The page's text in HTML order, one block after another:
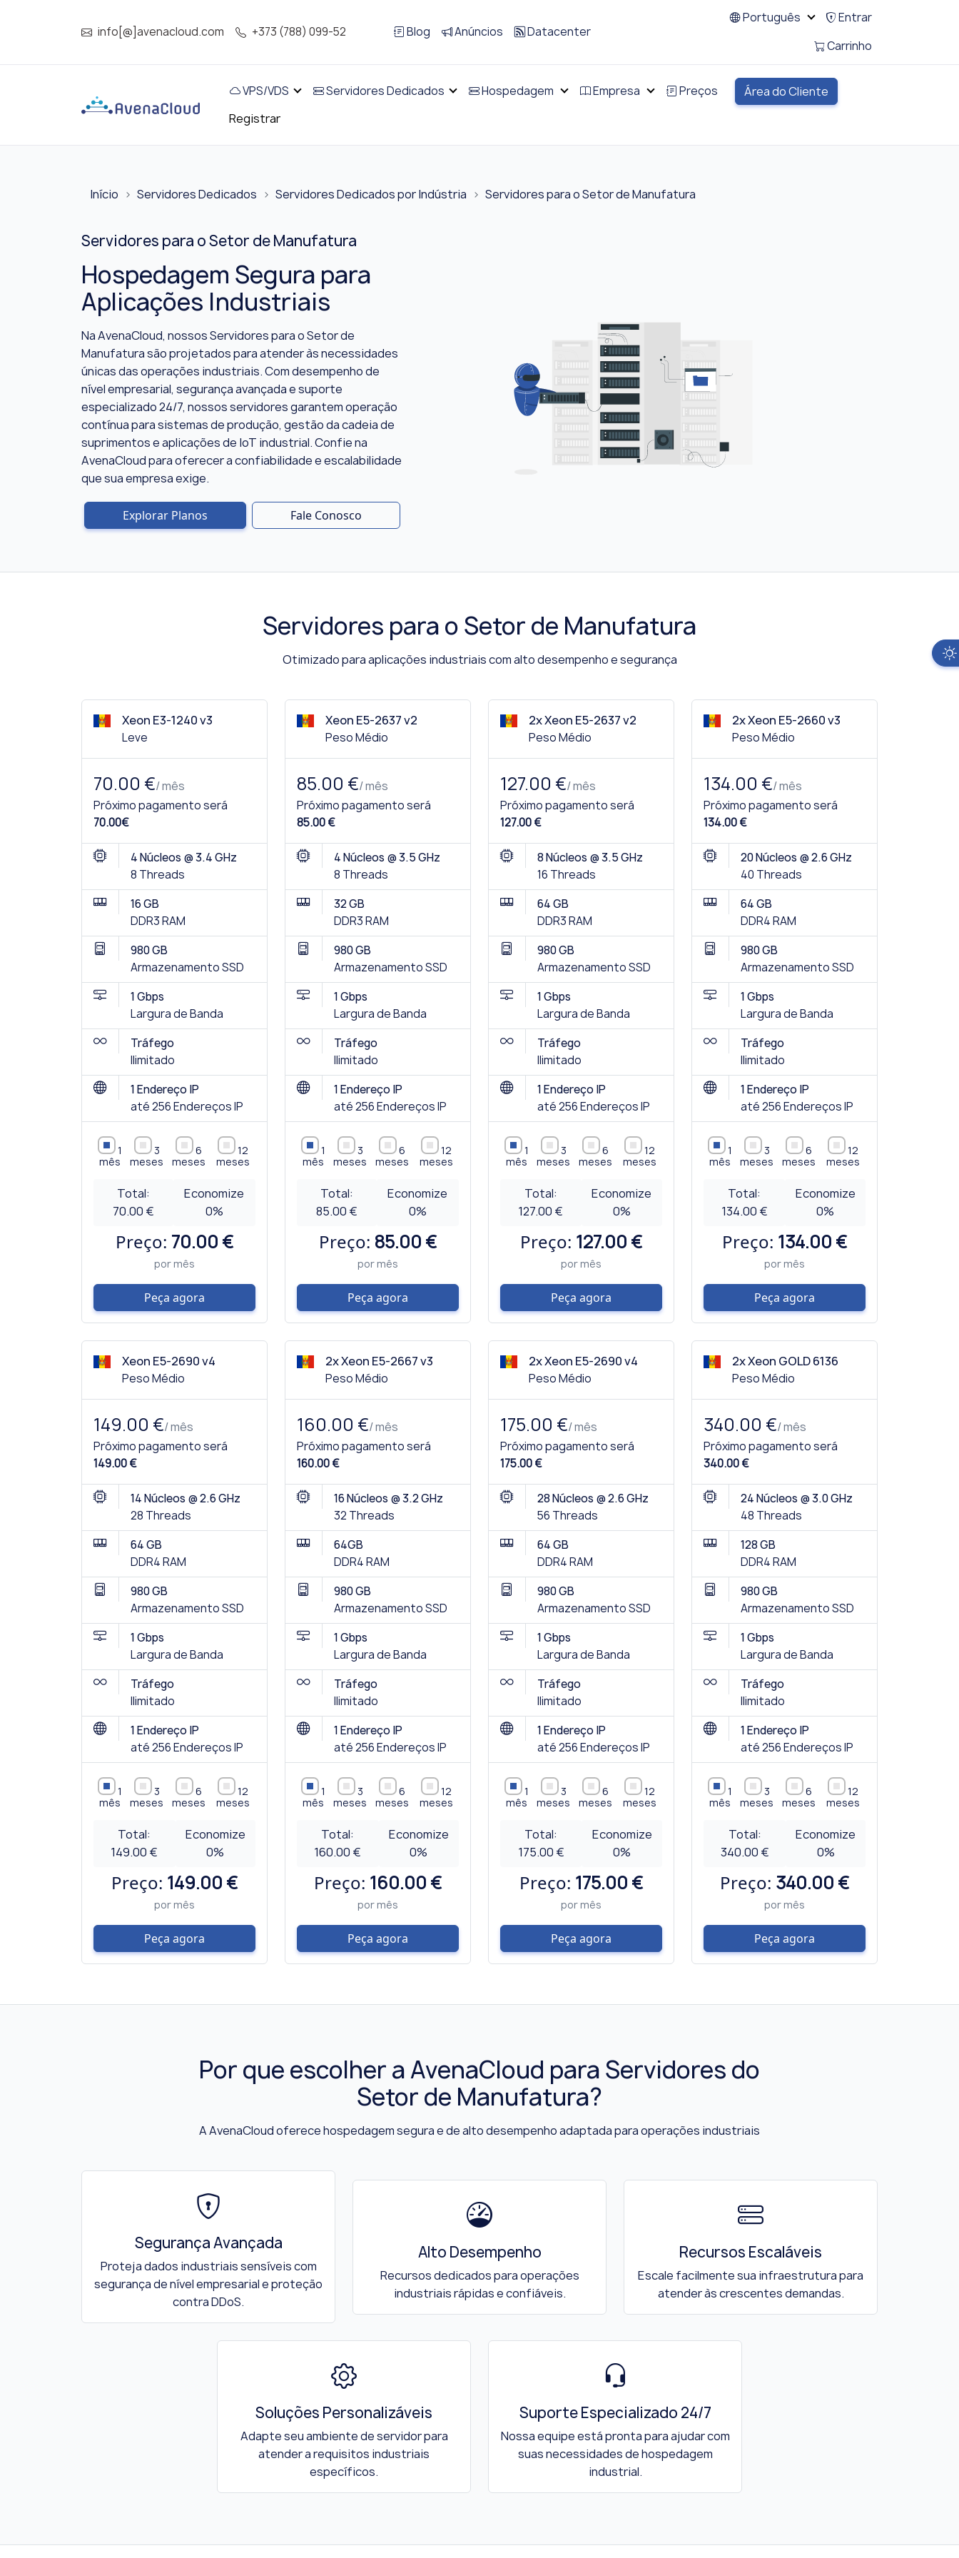
info[@]avenacloud.com +373 (788) 099-52 Blog Anúncios Datacenter
Português
Entrar
Carrinho
VPS/VDS Servidores Dedicados Hospedagem Empresa Preços
Área do Cliente
Registrar
Início Servidores Dedicados Servidores Dedicados por Indústria Servidores para o Setor de Manufatura
Servidores para o Setor de Manufatura
Hospedagem Segura para
Aplicações Industriais
Na AvenaCloud, nossos Servidores para o Setor de
Manufatura são projetados para atender às necessidades
únicas das operações industriais. Com desempenho de
nível empresarial, segurança avançada e suporte
especializado 24/7, nossos servidores garantem operação
contínua para sistemas de produção, gestão da cadeia de
suprimentos e aplicações de IoT industrial. Confie na
AvenaCloud para oferecer a confiabilidade e escalabilidade
que sua empresa exige.
Explorar Planos Fale Conosco
Servidores para o Setor de Manufatura
Otimizado para aplicações industriais com alto desempenho e segurança
Xeon E3-1240 v3
Leve
70.00 €/ mês
Próximo pagamento será
70.00€
4 Núcleos @ 3.4 GHz
8 Threads
16 GB
DDR3 RAM
980 GB
Armazenamento SSD
1 Gbps
Largura de Banda
Tráfego
Ilimitado
1 Endereço IP
até 256 Endereços IP
1
mês
3
meses
6
meses
12
meses
Total:
70.00 €
Economize
0%
Preço: 70.00 €
por mês
Peça agora
Xeon E5-2637 v2
Peso Médio
85.00 €/ mês
Próximo pagamento será
85.00 €
4 Núcleos @ 3.5 GHz
8 Threads
32 GB
DDR3 RAM
980 GB
Armazenamento SSD
1 Gbps
Largura de Banda
Tráfego
Ilimitado
1 Endereço IP
até 256 Endereços IP
1
mês
3
meses
6
meses
12
meses
Total:
85.00 €
Economize
0%
Preço: 85.00 €
por mês
Peça agora
2x Xeon E5-2637 v2
Peso Médio
127.00 €/ mês
Próximo pagamento será
127.00 €
8 Núcleos @ 3.5 GHz
16 Threads
64 GB
DDR3 RAM
980 GB
Armazenamento SSD
1 Gbps
Largura de Banda
Tráfego
Ilimitado
1 Endereço IP
até 256 Endereços IP
1
mês
3
meses
6
meses
12
meses
Total:
127.00 €
Economize
0%
Preço: 127.00 €
por mês
Peça agora
2x Xeon E5-2660 v3
Peso Médio
134.00 €/ mês
Próximo pagamento será
134.00 €
20 Núcleos @ 2.6 GHz
40 Threads
64 GB
DDR4 RAM
980 GB
Armazenamento SSD
1 Gbps
Largura de Banda
Tráfego
Ilimitado
1 Endereço IP
até 256 Endereços IP
1
mês
3
meses
6
meses
12
meses
Total:
134.00 €
Economize
0%
Preço: 134.00 €
por mês
Peça agora
Xeon E5-2690 v4
Peso Médio
149.00 €/ mês
Próximo pagamento será
149.00 €
14 Núcleos @ 2.6 GHz
28 Threads
64 GB
DDR4 RAM
980 GB
Armazenamento SSD
1 Gbps
Largura de Banda
Tráfego
Ilimitado
1 Endereço IP
até 256 Endereços IP
1
mês
3
meses
6
meses
12
meses
Total:
149.00 €
Economize
0%
Preço: 149.00 €
por mês
Peça agora
2x Xeon E5-2667 v3
Peso Médio
160.00 €/ mês
Próximo pagamento será
160.00 €
16 Núcleos @ 3.2 GHz
32 Threads
64GB
DDR4 RAM
980 GB
Armazenamento SSD
1 Gbps
Largura de Banda
Tráfego
Ilimitado
1 Endereço IP
até 256 Endereços IP
1
mês
3
meses
6
meses
12
meses
Total:
160.00 €
Economize
0%
Preço: 160.00 €
por mês
Peça agora
2x Xeon E5-2690 v4
Peso Médio
175.00 €/ mês
Próximo pagamento será
175.00 €
28 Núcleos @ 2.6 GHz
56 Threads
64 GB
DDR4 RAM
980 GB
Armazenamento SSD
1 Gbps
Largura de Banda
Tráfego
Ilimitado
1 Endereço IP
até 256 Endereços IP
1
mês
3
meses
6
meses
12
meses
Total:
175.00 €
Economize
0%
Preço: 175.00 €
por mês
Peça agora
2x Xeon GOLD 6136
Peso Médio
340.00 €/ mês
Próximo pagamento será
340.00 €
24 Núcleos @ 3.0 GHz
48 Threads
128 GB
DDR4 RAM
980 GB
Armazenamento SSD
1 Gbps
Largura de Banda
Tráfego
Ilimitado
1 Endereço IP
até 256 Endereços IP
1
mês
3
meses
6
meses
12
meses
Total:
340.00 €
Economize
0%
Preço: 340.00 €
por mês
Peça agora
Por que escolher a AvenaCloud para Servidores do
Setor de Manufatura?
A AvenaCloud oferece hospedagem segura e de alto desempenho adaptada para operações industriais
Segurança Avançada
Proteja dados industriais sensíveis com
segurança de nível empresarial e proteção
contra DDoS.
Alto Desempenho
Recursos dedicados para operações
industriais rápidas e confiáveis.
Recursos Escaláveis
Escale facilmente sua infraestrutura para
atender às crescentes demandas.
Soluções Personalizáveis
Adapte seu ambiente de servidor para
atender a requisitos industriais
específicos.
Suporte Especializado 24/7
Nossa equipe está pronta para ajudar com
suas necessidades de hospedagem
industrial.